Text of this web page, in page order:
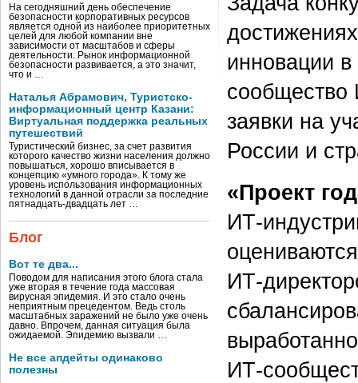
На сегодняшний день обеспечение
безопасности корпоративных ресурсов
является одной из наиболее приоритетных
целей для любой компании вне
зависимости от масштабов и сферы
деятельности. Рынок информационной
безопасности развивается, а это значит,
что и …
Наталья Абрамович, Туристско-
информационный центр Казани:
Виртуальная поддержка реальных
путешествий
Туристический бизнес, за счет развития
которого качество жизни населения должно
повышаться, хорошо вписывается в
концепцию «умного города». К тому же
уровень использования информационных
технологий в данной отрасли за последние
пятнадцать-двадцать лет …
Блог
Вот те два...
Поводом для написания этого блога стала
уже вторая в течение года массовая
вирусная эпидемия. И это стало очень
неприятным прецедентом. Ведь столь
масштабных заражений не было уже очень
давно. Впрочем, данная ситуация была
ожидаемой. Эпидемию вызвали …
Не все апдейты одинаково
полезны
инновации
сообщество
заявки на
России и
«Проект
ИТ-
ИТ-
ИТ-